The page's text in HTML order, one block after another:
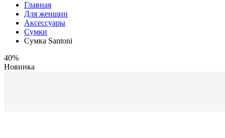
Главная
Для женщин
Аксессуары
Сумки
Сумка Santoni
40%
Новинка